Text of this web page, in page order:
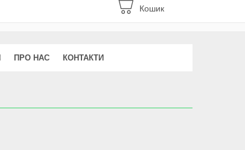
Кошик
ПРО НАС КОНТАКТИ